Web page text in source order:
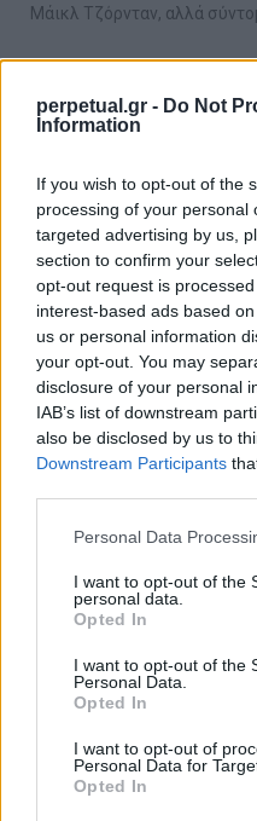
perpetual.gr - Do Not
Information
If you wish to opt-out of the
processing of your personal
targeted advertising by us,
section to confirm your
opt-out request is
interest-based ads based
us or personal information
your opt-out. You may
disclosure of your personal
IAB’s list of downstream
also be disclosed by us to
Downstream Participants
Personal Data
I want to opt-out of the
personal data.
Opted In
I want to opt-out of the
Personal Data.
Opted In
I want to opt-out of
Personal Data for
Opted In
Μάικλ Τζόρνταν, αλλά
STYLE
Στο “σφυρί” τα
“Τελευταίο Χορό”
Ακόμα ένα ζευγάρι
Τζόρνταν στα παρκέ του
GOOD STUFF